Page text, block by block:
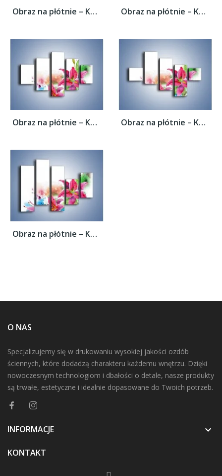
Obraz na płótnie – Kwiaty jak z bajki –... Obraz na płótnie – Kwiaty jak z bajki –...
Obraz na płótnie – Kwiaty jak z bajki –... Obraz na płótnie – Kwiaty jak z bajki –...
Obraz na płótnie – Kwiaty jak z bajki –...
O NAS
Specjalizujemy się w drukowaniu wysokiej jakości ozdób
ściennych, które dodadzą charakteru każdemu wnętrzu. Dzięki
nowoczesnym technologiom i dbałości o detale, nasze produkty
są trwałe, estetyczne i idealnie dopasowane do Twoich potrzeb.
INFORMACJE 
KONTAKT